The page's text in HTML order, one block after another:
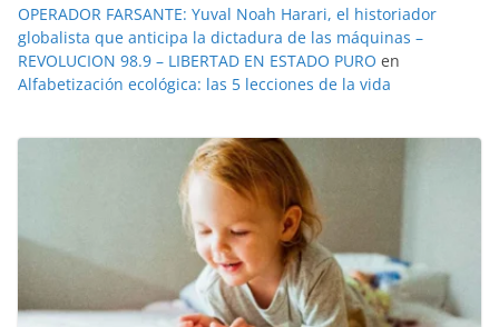
OPERADOR FARSANTE: Yuval Noah Harari, el historiador
globalista que anticipa la dictadura de las máquinas –
REVOLUCION 98.9 – LIBERTAD EN ESTADO PURO en
Alfabetización ecológica: las 5 lecciones de la vida